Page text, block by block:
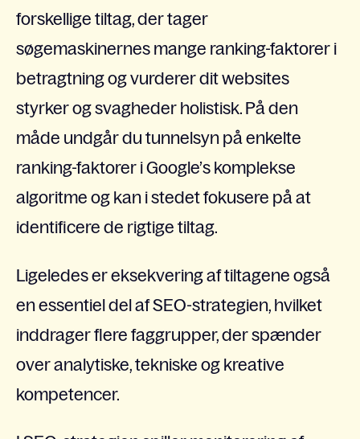
forskellige tiltag, der tager
søgemaskinernes mange ranking-faktorer i
betragtning og vurderer dit websites
styrker og svagheder holistisk. På den
måde undgår du tunnelsyn på enkelte
ranking-faktorer i Google’s komplekse
algoritme og kan i stedet fokusere på at
identificere de rigtige tiltag.
Ligeledes er eksekvering af tiltagene også
en essentiel del af SEO-strategien, hvilket
inddrager flere faggrupper, der spænder
over analytiske, tekniske og kreative
kompetencer.